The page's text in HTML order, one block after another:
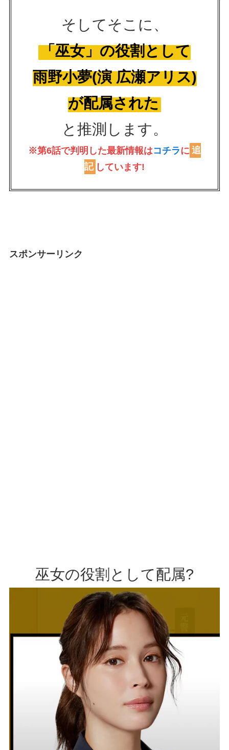
そしてそこに、
「巫女」の役割として
雨野小夢(演 広瀬アリス)
が配属された
と推測します。
※第6話で判明した最新情報はコチラに 追
記 しています!
スポンサーリンク
巫女の役割として配属?